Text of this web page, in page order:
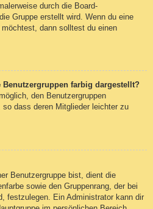
durch die Board-
Gruppe erstellt wird. Wenn du eine
dann solltest du einen
Benutzergruppen farbig dargestellt?
den Benutzergruppen
dass deren Mitglieder leichter zu
Benutzergruppe bist, dient die
sowie den Gruppenrang, der bei
festzulegen. Ein Administrator kann dir